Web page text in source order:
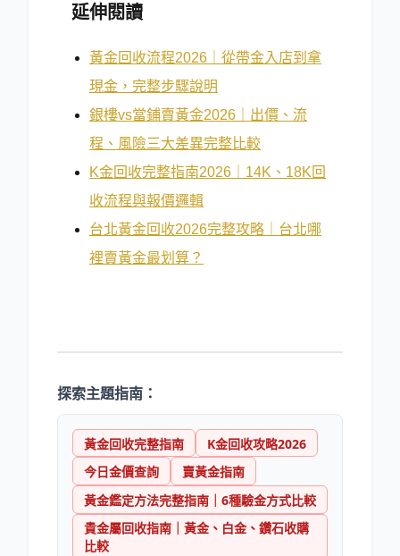
延伸閱讀
黃金回收流程2026｜從帶金入店到拿
現金，完整步驟說明
銀樓vs當鋪賣黃金2026｜出價、流
程、風險三大差異完整比較
K金回收完整指南2026｜14K、18K回
收流程與報價邏輯
台北黃金回收2026完整攻略｜台北哪
裡賣黃金最划算？
探索主題指南：
黃金回收完整指南
K金回收攻略2026
今日金價查詢
賣黃金指南
黃金鑑定方法完整指南｜6種驗金方式比較
貴金屬回收指南｜黃金、白金、鑽石收購
比較